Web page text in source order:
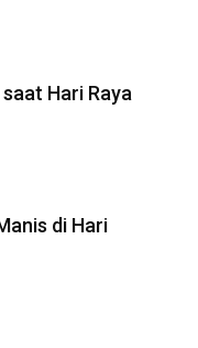
Hari Raya
di Hari